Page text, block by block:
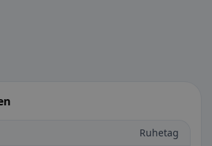
Ruhetag